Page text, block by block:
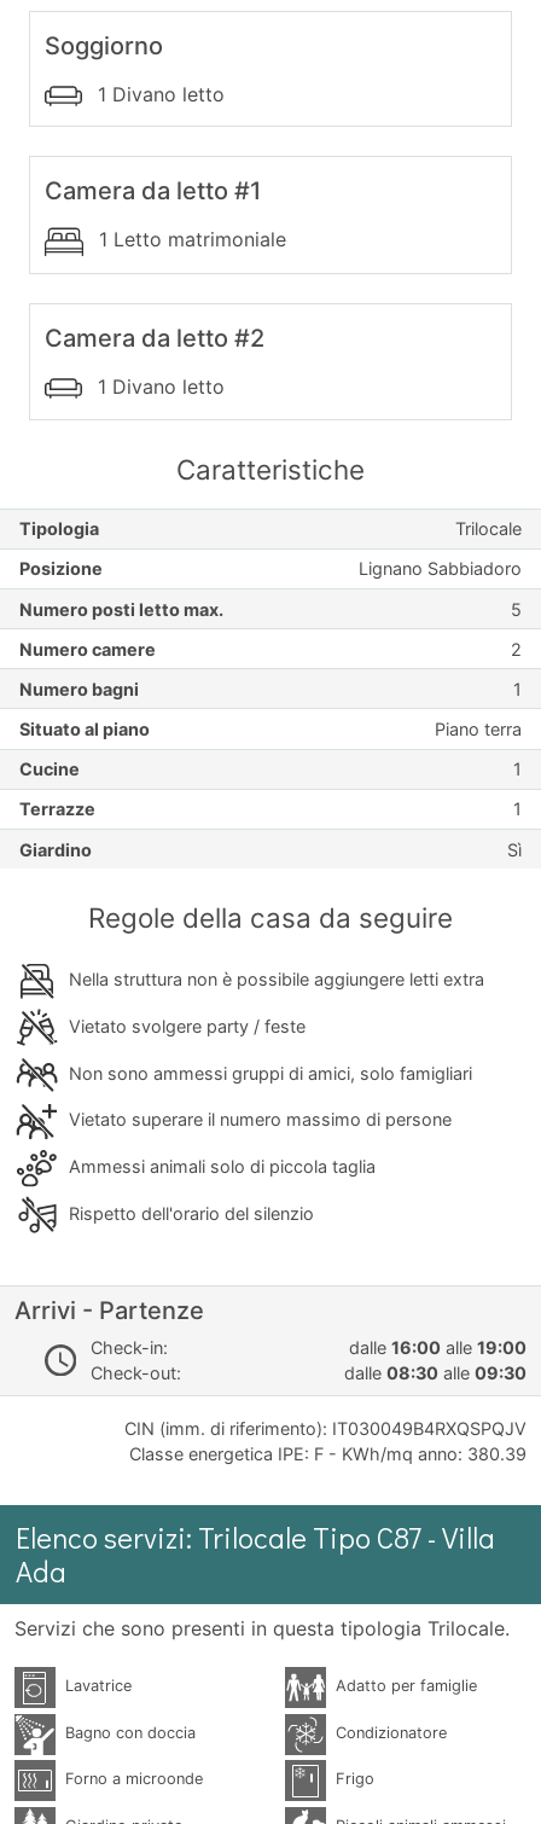
Soggiorno
1 Divano letto
Camera da letto #1
1 Letto matrimoniale
Camera da letto #2
1 Divano letto
Caratteristiche
Tipologia
Trilocale
Posizione
Lignano Sabbiadoro
Numero posti letto max.
5
Numero camere
2
Numero bagni
1
Situato al piano
Piano terra
Cucine
1
Terrazze
1
Giardino
Sì
Regole della casa da seguire
Nella struttura non è possibile aggiungere letti extra
Vietato svolgere party / feste
Non sono ammessi gruppi di amici, solo famigliari
Vietato superare il numero massimo di persone
Ammessi animali solo di piccola taglia
Rispetto dell'orario del silenzio
Arrivi - Partenze
Check-in: dalle 16:00 alle 19:00
Check-out:
dalle 08:30 alle 09:30
CIN (imm. di riferimento): IT030049B4RXQSPQJV
Classe energetica IPE: F - KWh/mq anno: 380.39
Elenco servizi: Trilocale Tipo C87 - Villa
Ada
Servizi che sono presenti in questa tipologia Trilocale.
Lavatrice Adatto per famiglie
Bagno con doccia Condizionatore
Forno a microonde Frigo